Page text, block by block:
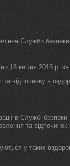
Служби
16 квітня 2013 р.
та відпочинку в
в Службі
та
у таких